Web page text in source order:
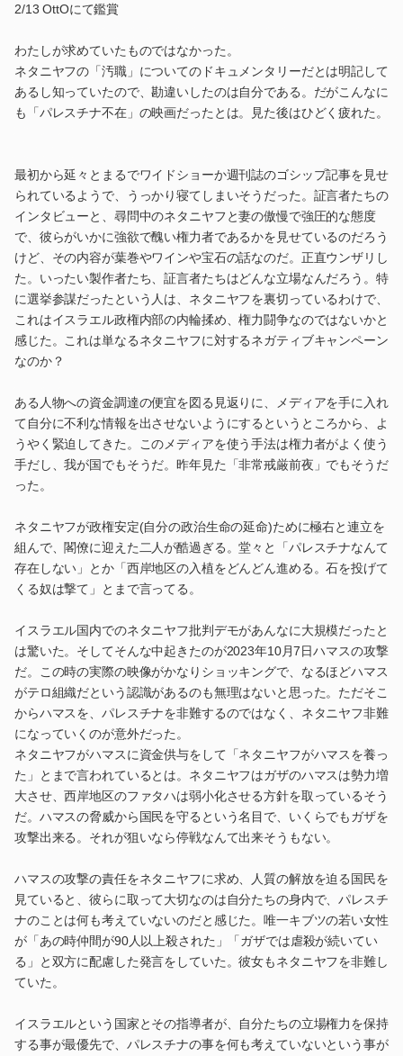
2/13 OttOにて鑑賞
わたしが求めていたものではなかった。
ネタニヤフの「汚職」についてのドキュメンタリーだとは明記して
あるし知っていたので、勘違いしたのは自分である。だがこんなに
も「パレスチナ不在」の映画だったとは。見た後はひどく疲れた。
最初から延々とまるでワイドショーか週刊誌のゴシップ記事を見せ
られているようで、うっかり寝てしまいそうだった。証言者たちの
インタビューと、尋問中のネタニヤフと妻の傲慢で強圧的な態度
で、彼らがいかに強欲で醜い権力者であるかを見せているのだろう
けど、その内容が葉巻やワインや宝石の話なのだ。正直ウンザリし
た。いったい製作者たち、証言者たちはどんな立場なんだろう。特
に選挙参謀だったという人は、ネタニヤフを裏切っているわけで、
これはイスラエル政権内部の内輪揉め、権力闘争なのではないかと
感じた。これは単なるネタニヤフに対するネガティブキャンペーン
なのか？
ある人物への資金調達の便宜を図る見返りに、メディアを手に入れ
て自分に不利な情報を出させないようにするというところから、よ
うやく緊迫してきた。このメディアを使う手法は権力者がよく使う
手だし、我が国でもそうだ。昨年見た「非常戒厳前夜」でもそうだ
った。
ネタニヤフが政権安定(自分の政治生命の延命)ために極右と連立を
組んで、閣僚に迎えた二人が酷過ぎる。堂々と「パレスチナなんて
存在しない」とか「西岸地区の入植をどんどん進める。石を投げて
くる奴は撃て」とまで言ってる。
イスラエル国内でのネタニヤフ批判デモがあんなに大規模だったと
は驚いた。そしてそんな中起きたのが2023年10月7日ハマスの攻撃
だ。この時の実際の映像がかなりショッキングで、なるほどハマス
がテロ組織だという認識があるのも無理はないと思った。ただそこ
からハマスを、パレスチナを非難するのではなく、ネタニヤフ非難
になっていくのが意外だった。
ネタニヤフがハマスに資金供与をして「ネタニヤフがハマスを養っ
た」とまで言われているとは。ネタニヤフはガザのハマスは勢力増
大させ、西岸地区のファタハは弱小化させる方針を取っているそう
だ。ハマスの脅威から国民を守るという名目で、いくらでもガザを
攻撃出来る。それが狙いなら停戦なんて出来そうもない。
ハマスの攻撃の責任をネタニヤフに求め、人質の解放を迫る国民を
見ていると、彼らに取って大切なのは自分たちの身内で、パレスチ
ナのことは何も考えていないのだと感じた。唯一キブツの若い女性
が「あの時仲間が90人以上殺された」「ガザでは虐殺が続いてい
る」と双方に配慮した発言をしていた。彼女もネタニヤフを非難し
ていた。
イスラエルという国家とその指導者が、自分たちの立場権力を保持
する事が最優先で、パレスチナの事を何も考えていないという事が